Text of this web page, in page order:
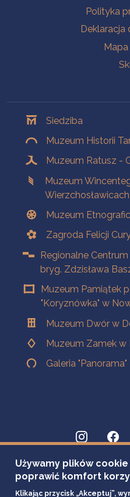
Polityka
Deklaracja
Siedziba
Muzeum Historii
Muzeum Ratusz -
Muzeum
Wierzchosławicach
Muzeum
Zagroda Felicji
Regionalne
bryg. Zdzisława
Muzeum Pamiątek
"Koryznówka" w
Muzeum Dwór w
Muzeum Zamek w
Galeria "Panorama"
Używamy plików
poprawić komfort
Klikając przycisk „Akceptuj”,